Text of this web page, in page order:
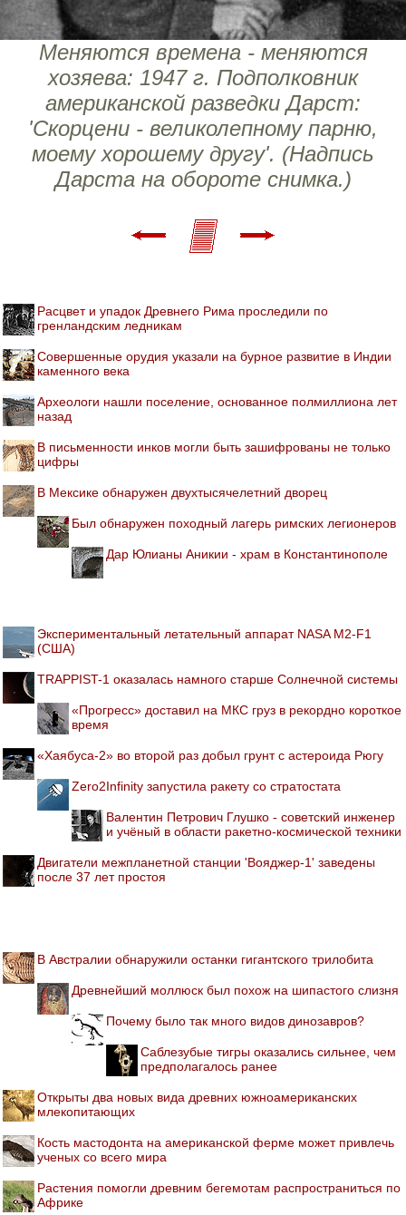
Меняются времена - меняются
хозяева: 1947 г. Подполковник
американской разведки Дарст:
'Скорцени - великолепному парню,
моему хорошему другу'. (Надпись
Дарста на обороте снимка.)
Расцвет и упадок Древнего Рима проследили по
гренландским ледникам
Совершенные орудия указали на бурное развитие в Индии
каменного века
Археологи нашли поселение, основанное полмиллиона лет
назад
В письменности инков могли быть зашифрованы не только
цифры
В Мексике обнаружен двухтысячелетний дворец
Был обнаружен походный лагерь римских легионеров
Дар Юлианы Аникии - храм в Константинополе
Экспериментальный летательный аппарат NASA M2-F1
(США)
TRAPPIST-1 оказалась намного старше Солнечной системы
«Прогресс» доставил на МКС груз в рекордно короткое
время
«Хаябуса-2» во второй раз добыл грунт с астероида Рюгу
Zero2Infinity запустила ракету со стратостата
Валентин Петрович Глушко - советский инженер
и учёный в области ракетно-космической техники
Двигатели межпланетной станции 'Вояджер-1' заведены
после 37 лет простоя
В Австралии обнаружили останки гигантского трилобита
Древнейший моллюск был похож на шипастого слизня
Почему было так много видов динозавров?
Саблезубые тигры оказались сильнее, чем
предполагалось ранее
Открыты два новых вида древних южноамериканских
млекопитающих
Кость мастодонта на американской ферме может привлечь
ученых со всего мира
Растения помогли древним бегемотам распространиться по
Африке